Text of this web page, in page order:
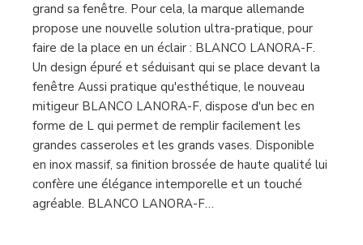
grand sa fenêtre. Pour cela, la marque allemande
propose une nouvelle solution ultra-pratique, pour
faire de la place en un éclair : BLANCO LANORA-F.
Un design épuré et séduisant qui se place devant la
fenêtre Aussi pratique qu'esthétique, le nouveau
mitigeur BLANCO LANORA-F, dispose d'un bec en
forme de L qui permet de remplir facilement les
grandes casseroles et les grands vases. Disponible
en inox massif, sa finition brossée de haute qualité lui
confère une élégance intemporelle et un touché
agréable. BLANCO LANORA-F…